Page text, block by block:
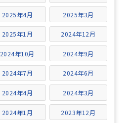
2025年4月 2025年3月
2025年1月 2024年12月
2024年10月 2024年9月
2024年7月 2024年6月
2024年4月 2024年3月
2024年1月 2023年12月